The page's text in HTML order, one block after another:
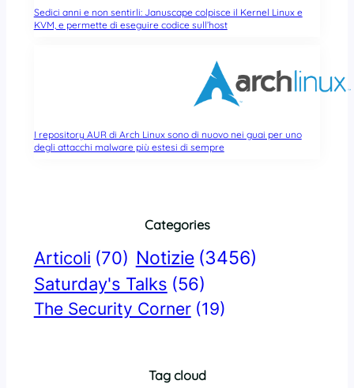
Sedici anni e non sentirli: Januscape colpisce il Kernel Linux e
KVM, e permette di eseguire codice sull’host
I repository AUR di Arch Linux sono di nuovo nei guai per uno
degli attacchi malware più estesi di sempre
Categories
Articoli (70) Notizie (3456)
Saturday's Talks (56)
The Security Corner (19)
Tag cloud